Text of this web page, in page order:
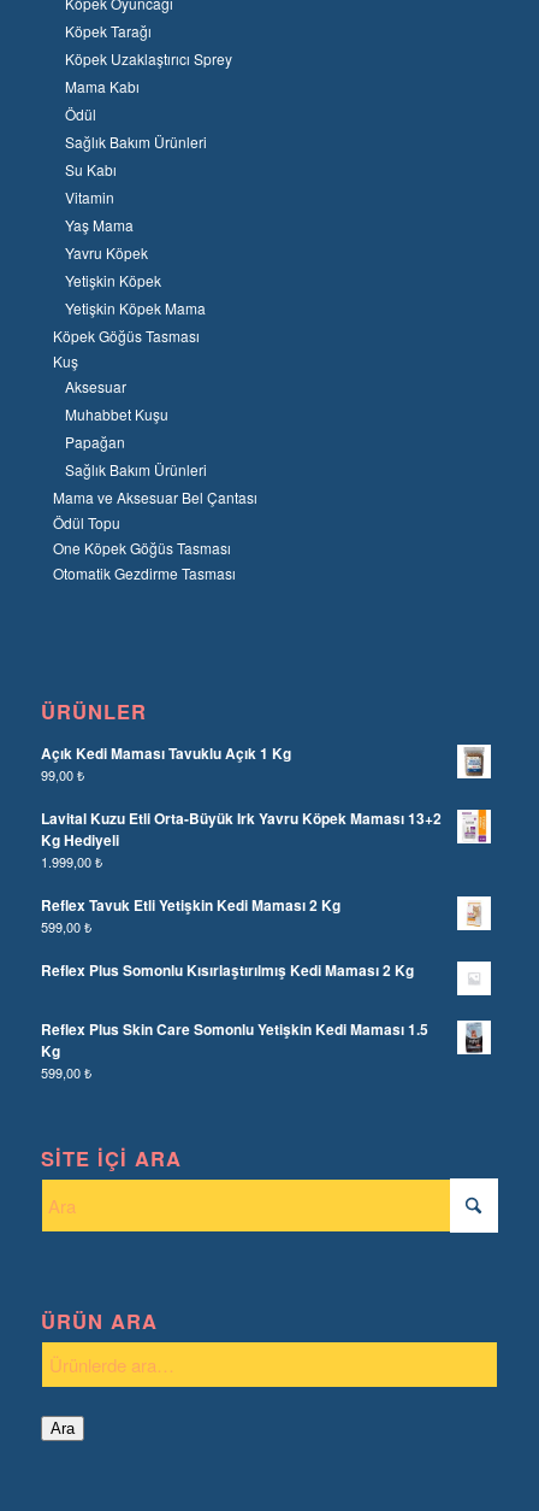
Köpek Tarağı
Köpek Uzaklaştırıcı Sprey
Mama Kabı
Ödül
Sağlık Bakım Ürünleri
Su Kabı
Vitamin
Yaş Mama
Yavru Köpek
Yetişkin Köpek
Yetişkin Köpek Mama
Köpek Göğüs Tasması
Kuş
Aksesuar
Muhabbet Kuşu
Papağan
Sağlık Bakım Ürünleri
Mama ve Aksesuar Bel Çantası
Ödül Topu
One Köpek Göğüs Tasması
Otomatik Gezdirme Tasması
ÜRÜNLER
Açık Kedi Maması Tavuklu Açık 1 Kg
99,00₺
Lavital Kuzu Etli Orta-Büyük Irk Yavru Köpek Maması 13+2
Kg Hediyeli
1.999,00₺
Reflex Tavuk Etli Yetişkin Kedi Maması 2 Kg
599,00₺
Reflex Plus Somonlu Kısırlaştırılmış Kedi Maması 2 Kg
Reflex Plus Skin Care Somonlu Yetişkin Kedi Maması 1.5
Kg
599,00₺
SITE İÇI ARA
ÜRÜN ARA
Ara